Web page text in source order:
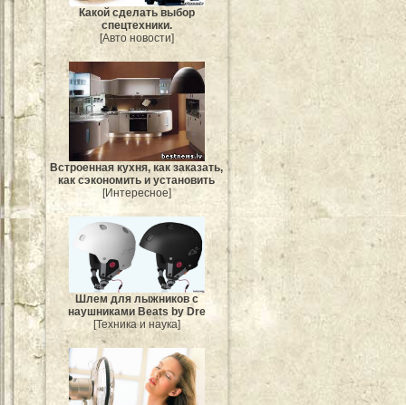
Какой сделать выбор
спецтехники.
[Авто новости]
Встроенная кухня, как заказать,
как сэкономить и установить
[Интересное]
Шлем для лыжников с
наушниками Beats by Dre
[Техника и наука]